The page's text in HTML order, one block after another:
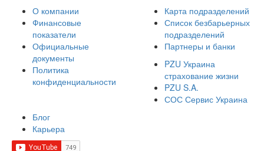
О компании
Финансовые
показатели
Официальные
документы
Политика
конфиденциальности
Карта подразделений
Список безбарьерных
подразделений
Партнеры и банки
PZU Украина
страхование жизни
PZU S.A.
СОС Сервис Украина
Блог
Карьера